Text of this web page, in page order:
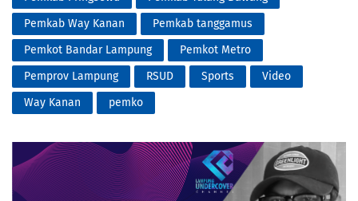
Pemkab Way Kanan
Pemkab tanggamus
Pemkot Bandar Lampung
Pemkot Metro
Pemprov Lampung
RSUD Sports
Video
Way Kanan
pemko